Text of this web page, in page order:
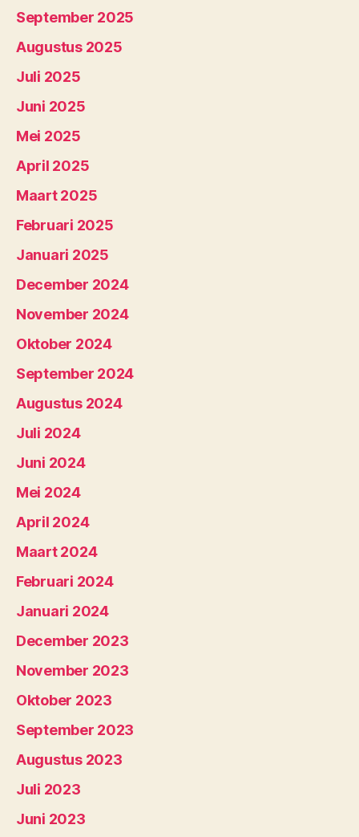
September 2025
Augustus 2025
Juli 2025
Juni 2025
Mei 2025
April 2025
Maart 2025
Februari 2025
Januari 2025
December 2024
November 2024
Oktober 2024
September 2024
Augustus 2024
Juli 2024
Juni 2024
Mei 2024
April 2024
Maart 2024
Februari 2024
Januari 2024
December 2023
November 2023
Oktober 2023
September 2023
Augustus 2023
Juli 2023
Juni 2023